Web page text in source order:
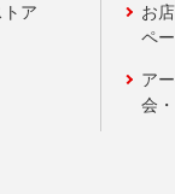
ア
お
ペ
ア
会